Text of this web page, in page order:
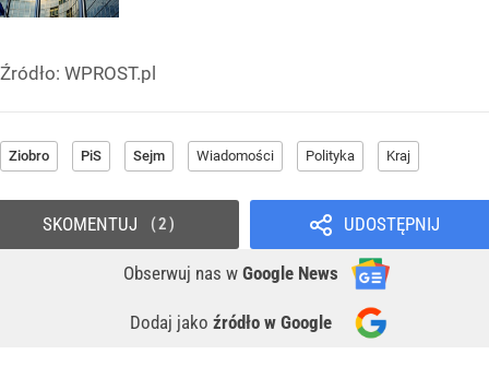
Źródło: WPROST.pl
Ziobro PiS Sejm Wiadomości Polityka Kraj
UDOSTĘPNIJ
Obserwuj nas w Google News
Dodaj jako źródło w Google
SKOMENTUJ 2